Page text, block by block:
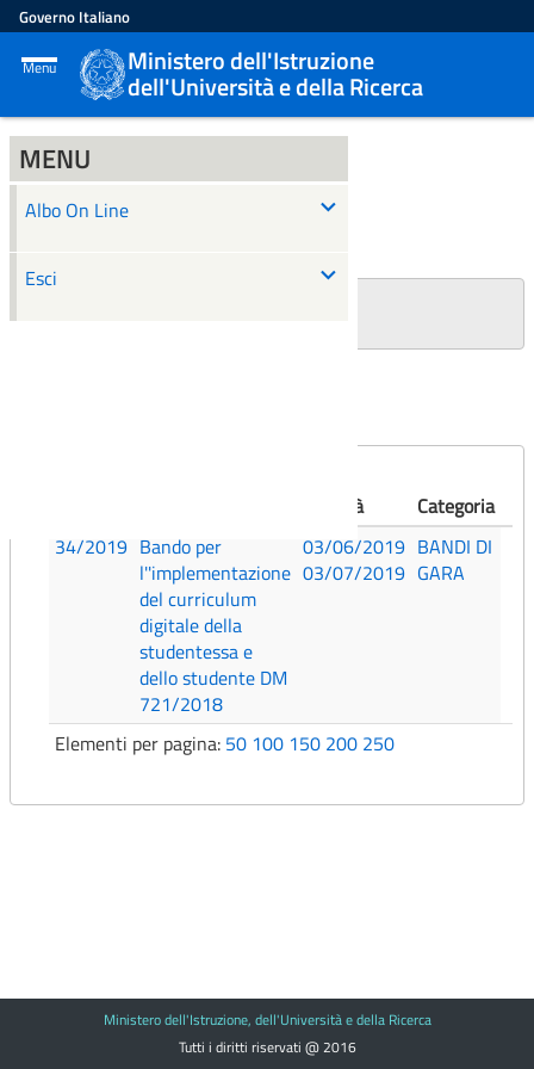
Governo Italiano
Menu Ministero dell'Istruzione
dell'Università e della Ricerca
MENU
Albo On Line
Esci
ALBO ON LINE
Ricerca
Validità
Categoria
34/2019 Bando per
l''implementazione
del curriculum
digitale della
studentessa e
dello studente DM
721/2018
03/06/2019
03/07/2019
BANDI DI
GARA
Elementi per pagina: 50 100 150 200 250
Ministero dell'Istruzione, dell'Università e della Ricerca
Tutti i diritti riservati @ 2016